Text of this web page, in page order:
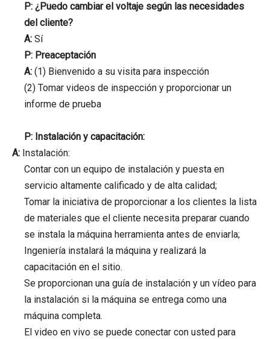
P: ¿Puedo cambiar el voltaje según las necesidades
del cliente?
A: Sí
P: Preaceptación
A: (1) Bienvenido a su visita para inspección
(2) Tomar videos de inspección y proporcionar un
informe de prueba
P: Instalación y capacitación:
A: Instalación:
Contar con un equipo de instalación y puesta en
servicio altamente calificado y de alta calidad;
Tomar la iniciativa de proporcionar a los clientes la lista
de materiales que el cliente necesita preparar cuando
se instala la máquina herramienta antes de enviarla;
Ingeniería instalará la máquina y realizará la
capacitación en el sitio.
Se proporcionan una guía de instalación y un vídeo para
la instalación si la máquina se entrega como una
máquina completa.
El video en vivo se puede conectar con usted para